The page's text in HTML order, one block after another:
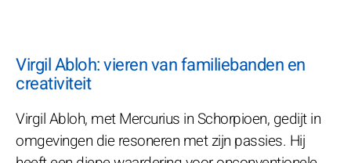
Virgil Abloh: vieren van familiebanden en
creativiteit
Virgil Abloh, met Mercurius in Schorpioen, gedijt in
omgevingen die resoneren met zijn passies. Hij